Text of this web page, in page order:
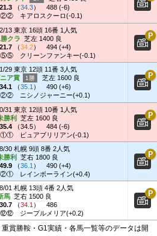
（34.3）
488 (-6)
②②
キアロスクーロ(-0.1)
13 東京 16頭 16番 1人気
クラ 芝左 1400 良
（34.2）
494 (+4)
⑤⑤
クリーンファンキー(-0.1)
29 東京 12頭 11番 3人気
ア賞
芝左 1600 良
（35.1 ）
490 (+6)
②②
ニシノジャーニー(+0.1)
31 東京 12頭 10番 1人気
勝利
芝左 1600 良
（34.5）
484 (-6)
①①
ピュアブリリアン(-0.1)
30 札幌 9頭 8番 2人気
勝利
芝右 1800 良
（36.1 ）
490 (+4)
レインボーライン(+0.4)
01 札幌 13頭 4番 2人気
馬 芝右 1500 良
（34.1 ）
486
ジープルメリア(+0.2)
賞勝鞍・G1実績・各馬一覧等のデータは開